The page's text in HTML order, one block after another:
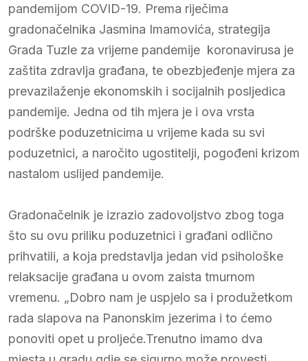
pandemijom COVID-19. Prema riječima
gradonačelnika Jasmina Imamovića, strategija
Grada Tuzle za vrijeme pandemije koronavirusa je
zaštita zdravlja građana, te obezbjeđenje mjera za
prevazilaženje ekonomskih i socijalnih posljedica
pandemije. Jedna od tih mjera je i ova vrsta
podrške poduzetnicima u vrijeme kada su svi
poduzetnici, a naročito ugostitelji, pogođeni krizom
nastalom uslijed pandemije.
Gradonačelnik je izrazio zadovoljstvo zbog toga
što su ovu priliku poduzetnici i građani odlično
prihvatili, a koja predstavlja jedan vid psihološke
relaksacije građana u ovom zaista tmurnom
vremenu. „Dobro nam je uspjelo sa i produžetkom
rada slapova na Panonskim jezerima i to ćemo
ponoviti opet u proljeće.Trenutno imamo dva